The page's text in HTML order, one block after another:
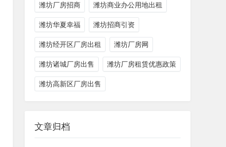
潍坊厂房招商 潍坊商业办公用地出租
潍坊华夏幸福 潍坊招商引资
潍坊经开区厂房出租 潍坊厂房网
潍坊诸城厂房出售 潍坊厂房租赁优惠政策
潍坊高新区厂房出售
文章归档